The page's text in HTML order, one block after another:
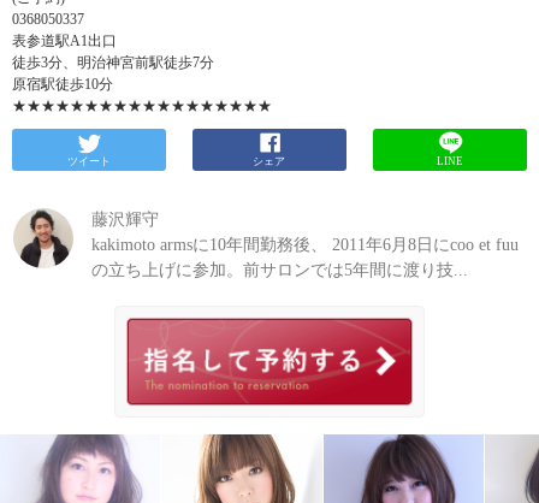
0368050337
表参道駅A1出口
徒歩3分、明治神宮前駅徒歩7分
原宿駅徒歩10分
★★★★★★★★★★★★★★★★★★
ツイート シェア LINE
藤沢輝守
kakimoto armsに10年間勤務後、 2011年6月8日にcoo et fuu
の立ち上げに参加。前サロンでは5年間に渡り技...